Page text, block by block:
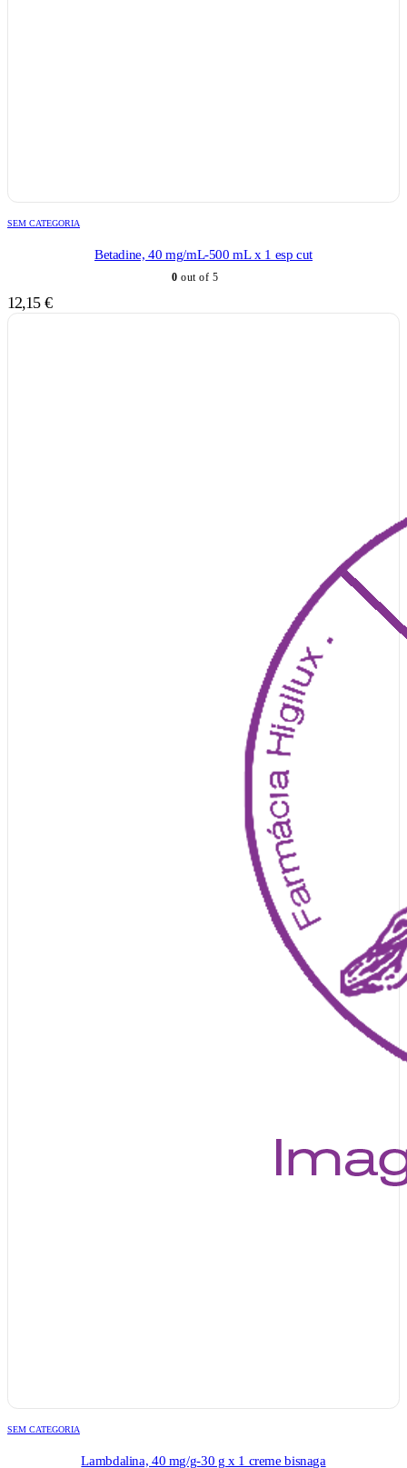
SEM CATEGORIA
Betadine, 40 mg/mL-500 mL x 1 esp cut
0 out of 5
12,15 €
SEM CATEGORIA
Lambdalina, 40 mg/g-30 g x 1 creme bisnaga